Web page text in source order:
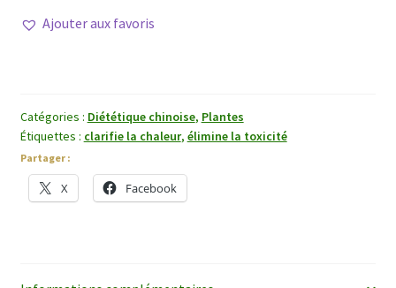
Gan
Ajouter aux favoris
Catégories : Diététique chinoise, Plantes
Étiquettes : clarifie la chaleur, élimine la toxicité
Partager :
X Facebook